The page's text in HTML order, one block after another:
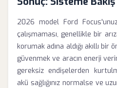
2026 model Ford
çalışmaması, genellikle bir
korumak adına aldığı akıllı
güvenmek ve aracın enerji
gereksiz endişelerden
akü sağlığınız normalse ve